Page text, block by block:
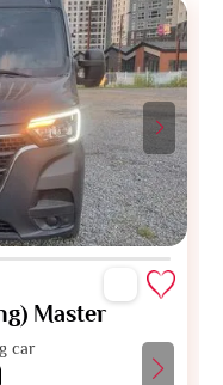
Master
car